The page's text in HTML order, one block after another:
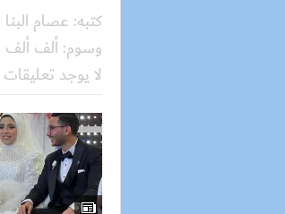
كتبه: عصام البنا
وسوم:ألف ألف
لا يوجد تعليقات